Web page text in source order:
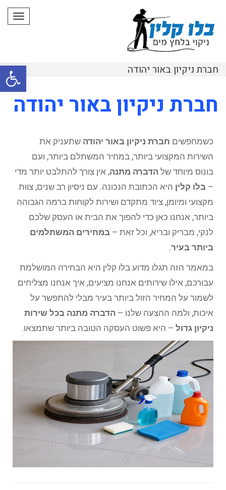
פתח חברת ניקיון באור יהודה
חברת ניקיון באור יהודה
כשמחפשים חברת ניקיון באור יהודה שתעניק את
השירות המקצועי ביותר, במחיר המשתלם ביותר, ועם
בונוס מיוחד של הדברה מתנה, אין צורך להתלבט יותר מדי
– בלו קלין היא הכתובת הנכונה. עם ניסיון רב שנים, צוות
מקצועי ומיומן, ציוד מתקדם ושירות לקוחות ברמה הגבוהה
ביותר, אנחנו כאן כדי להפוך את הבית או העסק שלכם
לנקי, מבריק ובריא, וכל זאת – במחירים המשתלמים
ביותר בעיר.
במאמר הזה תגלו מדוע בלו קלין היא הבחירה המושלמת
עבורכם, אילו שירותים אנחנו מציעים, איך אנחנו מצליחים
לשמור על המחיר הזול ביותר בעיר מבלי להתפשר על
איכות, ולמה ההצעה שלנו – הדברה מתנה בכל שירות
ניקיון גדול – היא פשוט העסקה הטובה ביותר שתמצאו.